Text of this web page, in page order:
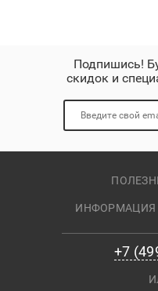
Подпишись!
скидок и
ИНФОРМАЦИЯ
+7